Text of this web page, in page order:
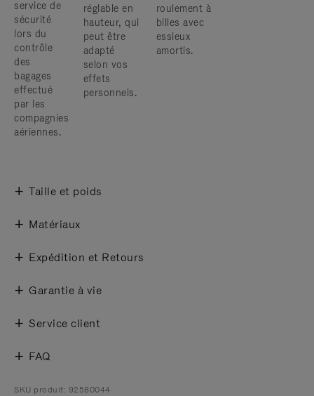
service de
sécurité
lors du
contrôle
des
bagages
effectué
par les
compagnies
aériennes.
réglable en
hauteur, qui
peut être
adapté
selon vos
effets
personnels.
roulement à
billes avec
essieux
amortis.
Taille et poids
Matériaux
Expédition et Retours
Garantie à vie
Service client
FAQ
SKU produit: 92580044